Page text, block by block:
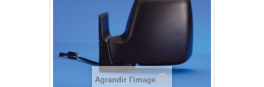
Agrandir l'image